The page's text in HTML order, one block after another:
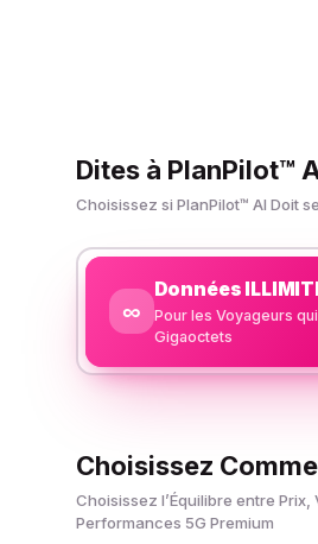
Dites à PlanPilot™
Choisissez si PlanPilot™ AI Doit
∞
Données
Pour les Voyageurs
Gigaoctets
Choisissez
Choisissez l’Équilibre entre
Performances 5G Premium